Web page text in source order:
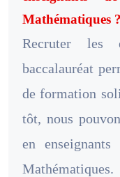
Mathématiques ?
Recruter les
baccalauréat
de formation
tôt, nous
en